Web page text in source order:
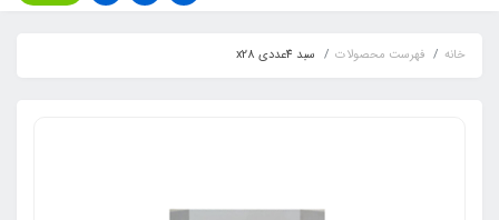
خانه فهرست محصولات سبد 4عددی x28